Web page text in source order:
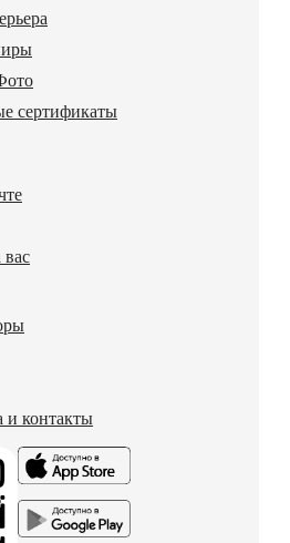
сертификаты
вас
и контакты